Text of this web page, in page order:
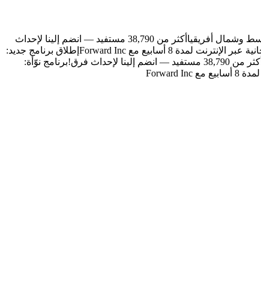
أكثر من 38,790 مستفيد — انضم إلينا لإحداث
إطلاق برنامج جديد:
أكثر من 38,790 مستفيد — انضم إلينا لإحداث فرق!
برنامج نوّأة: